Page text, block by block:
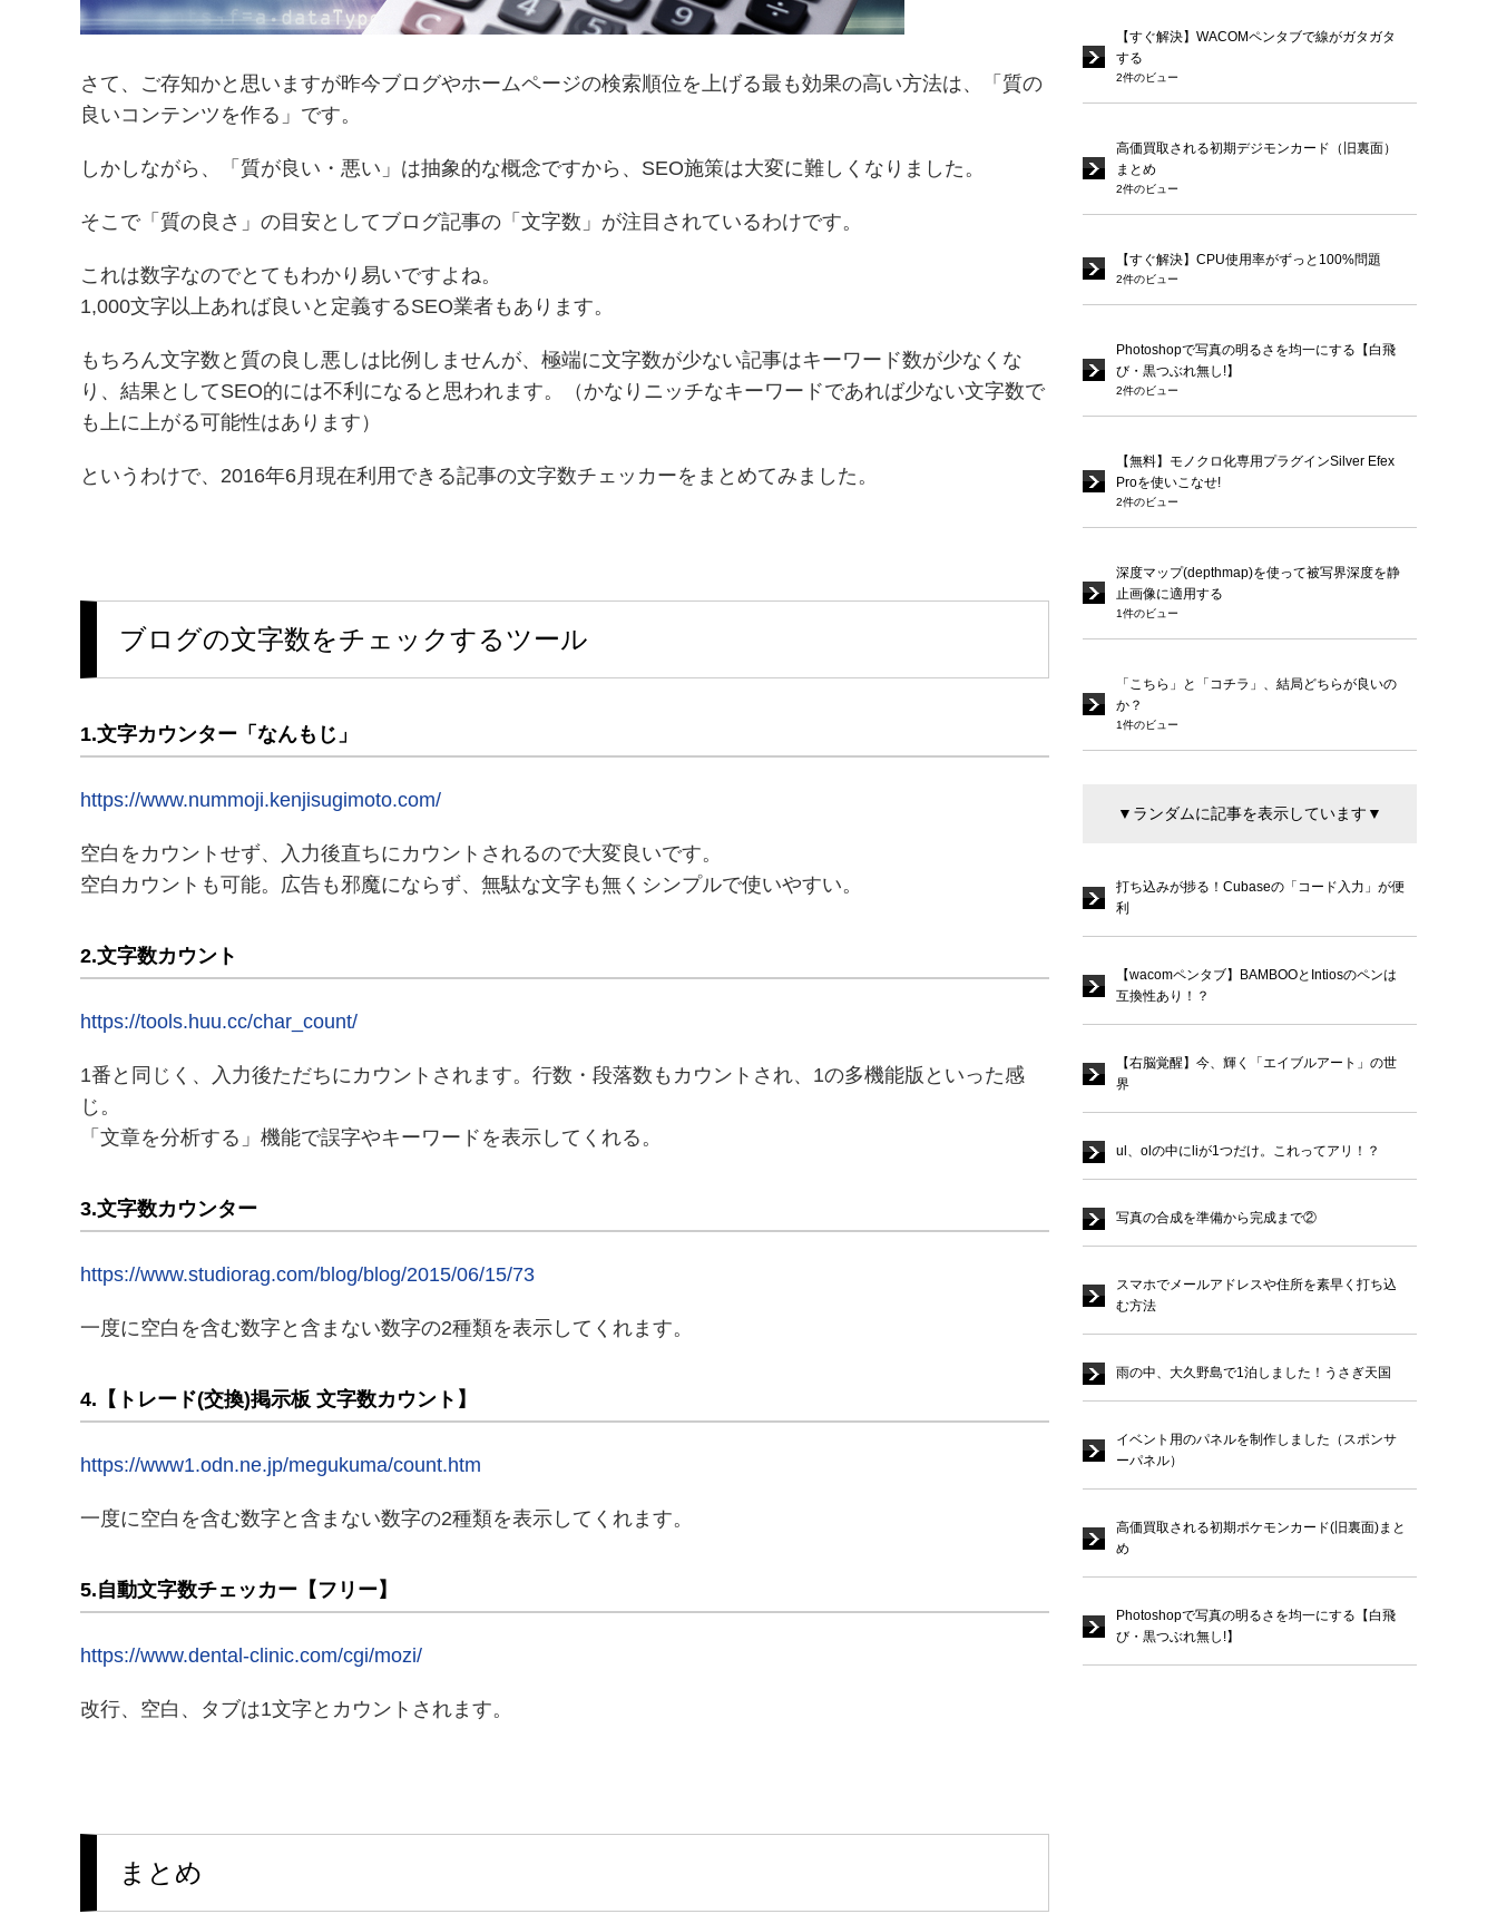
さて、ご存知かと思いますが昨今ブログやホームページの検索順位を上げる最も効果の高い方法は、「質の
良いコンテンツを作る」です。
しかしながら、「質が良い・悪い」は抽象的な概念ですから、SEO施策は大変に難しくなりました。
そこで「質の良さ」の目安としてブログ記事の「文字数」が注目されているわけです。
これは数字なのでとてもわかり易いですよね。
1,000文字以上あれば良いと定義するSEO業者もあります。
もちろん文字数と質の良し悪しは比例しませんが、極端に文字数が少ない記事はキーワード数が少なくな
り、結果としてSEO的には不利になると思われます。（かなりニッチなキーワードであれば少ない文字数で
も上に上がる可能性はあります）
というわけで、2016年6月現在利用できる記事の文字数チェッカーをまとめてみました。
ブログの文字数をチェックするツール
1.文字カウンター「なんもじ」
https://www.nummoji.kenjisugimoto.com/
空白をカウントせず、入力後直ちにカウントされるので大変良いです。
空白カウントも可能。広告も邪魔にならず、無駄な文字も無くシンプルで使いやすい。
2.文字数カウント
https://tools.huu.cc/char_count/
1番と同じく、入力後ただちにカウントされます。行数・段落数もカウントされ、1の多機能版といった感
じ。
「文章を分析する」機能で誤字やキーワードを表示してくれる。
3.文字数カウンター
https://www.studiorag.com/blog/blog/2015/06/15/73
一度に空白を含む数字と含まない数字の2種類を表示してくれます。
4.【トレード(交換)掲示板 文字数カウント】
https://www1.odn.ne.jp/megukuma/count.htm
一度に空白を含む数字と含まない数字の2種類を表示してくれます。
5.自動文字数チェッカー【フリー】
https://www.dental-clinic.com/cgi/mozi/
改行、空白、タブは1文字とカウントされます。
まとめ
【すぐ解決】WACOMペンタブで線がガタガタ
する
2件のビュー
高価買取される初期デジモンカード（旧裏面）
まとめ
2件のビュー
【すぐ解決】CPU使用率がずっと100%問題
2件のビュー
Photoshopで写真の明るさを均一にする【白飛
び・黒つぶれ無し!】
2件のビュー
【無料】モノクロ化専用プラグインSilver Efex
Proを使いこなせ!
2件のビュー
深度マップ(depthmap)を使って被写界深度を静
止画像に適用する
1件のビュー
「こちら」と「コチラ」、結局どちらが良いの
か？
1件のビュー
▼ランダムに記事を表示しています▼
打ち込みが捗る！Cubaseの「コード入力」が便
利
【wacomペンタブ】BAMBOOとIntiosのペンは
互換性あり！？
【右脳覚醒】今、輝く「エイブルアート」の世
界
ul、olの中にliが1つだけ。これってアリ！？
写真の合成を準備から完成まで②
スマホでメールアドレスや住所を素早く打ち込
む方法
雨の中、大久野島で1泊しました！うさぎ天国
イベント用のパネルを制作しました（スポンサ
ーパネル）
高価買取される初期ポケモンカード(旧裏面)まと
め
Photoshopで写真の明るさを均一にする【白飛
び・黒つぶれ無し!】